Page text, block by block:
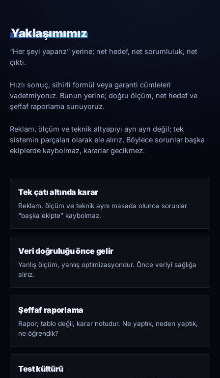
Yaklaşımımız
“Her şeyi yaparız” yerine; net hedef, net sorumluluk, net
çıktı.
Hızlı sonuç, sihirli formül veya garanti cümleleri
vadetmiyoruz. Bunun yerine; doğru ölçüm, net hedef ve
şeffaf raporlama sunuyoruz.
Reklam, ölçüm ve teknik altyapıyı ayrı ayrı değil; tek
sistemin parçaları olarak ele alırız. Böylece sorunlar başka
ekiplerde kaybolmaz, kararlar gecikmez.
Tek çatı altında karar
Reklam, ölçüm ve teknik aynı masada olunca sorunlar
“başka ekipte” kaybolmaz.
Veri doğruluğu önce gelir
Yanlış ölçüm, yanlış optimizasyondur. Önce veriyi sağlığa
alırız.
Şeffaf raporlama
Rapor; tablo değil, karar notudur. Ne yaptık, neden yaptık,
ne öğrendik?
Test kültürü